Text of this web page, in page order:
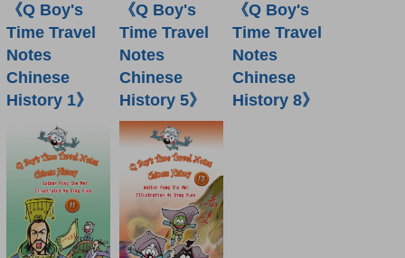
《Q Boy's
Time Travel
Notes
Chinese
History 1》
《Q Boy's
Time Travel
Notes
Chinese
History 5》
《Q Boy's
Time Travel
Notes
Chinese
History 8》